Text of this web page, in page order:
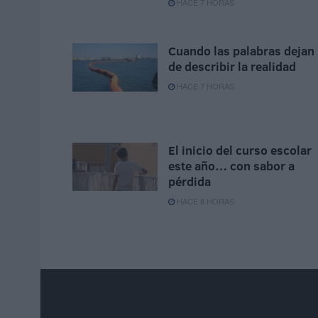
HACE 7 HORAS
Cuando las palabras dejan
de describir la realidad
HACE 7 HORAS
El inicio del curso escolar
este año… con sabor a
pérdida
HACE 8 HORAS